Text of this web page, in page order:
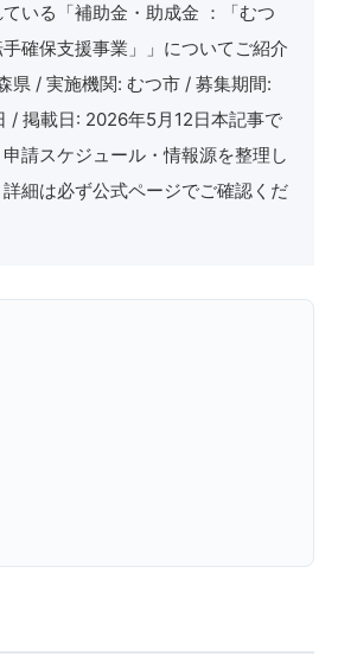
いる「補助金・助成金 ：「むつ
確保支援事業」」についてご紹介
県 / 実施機関: むつ市 / 募集期間:
/ 掲載日: 2026年5月12日本記事で
請スケジュール・情報源を整理し
細は必ず公式ページでご確認くだ